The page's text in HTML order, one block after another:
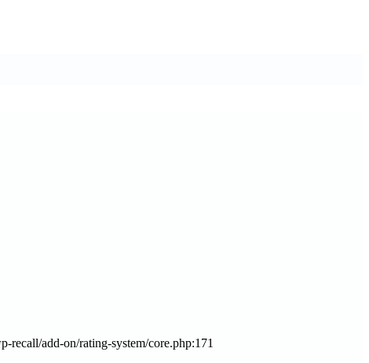
add-on/rating-system/core.php:171